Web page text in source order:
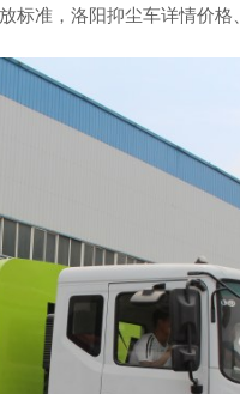
准，洛阳抑尘车详情价格、